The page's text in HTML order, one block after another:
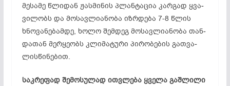
მე­სა­მე წლი­დან ჟას­მი­ნის პლან­ტა­ცია კარ­გად ყვა­
ვი­ლობს და მო­სავ­ლი­ან­ო­ბა იზრ­დე­ბა 7-8 წლის
ხნო­ვა­ნე­ბამ­დე, ხო­ლო შემ­დეგ მო­სავ­ლი­ან­ო­ბა თან­
და­თან მერ­ყე­ობს კლი­მა­ტუ­რი პი­რო­ბე­ბის გათ­ვა­
ლის­წი­ნე­ბით.
საკ­რე­ფად შე­მო­სუ­ლად ით­ვლე­ბა ყვე­ლა გაშ­ლი­ლი